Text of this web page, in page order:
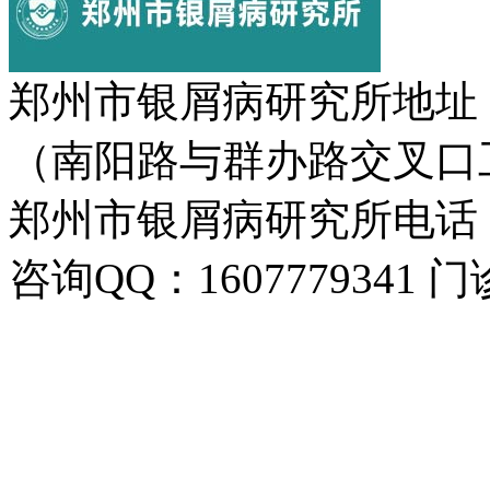
郑州市银屑病研究所地
（南阳路与群办路交叉
郑州市银屑病研究所电话
咨询QQ：1607779341